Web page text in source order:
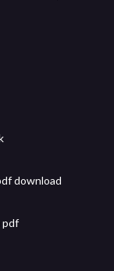
download
pdf